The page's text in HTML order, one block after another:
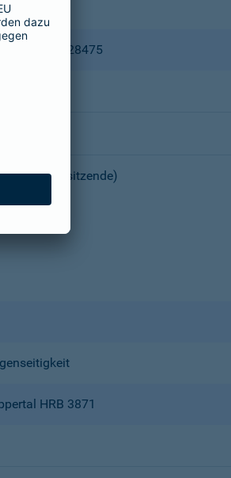
HRB 28475
(Vorsitzende)
HRB 3871